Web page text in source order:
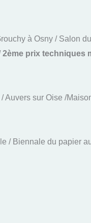
à Osny / Salon
2ème prix techniques
sur Oise /
/ Biennale du papier